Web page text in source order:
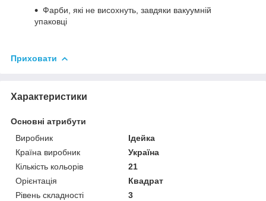
Фарби, які не висохнуть, завдяки вакуумній
упаковці
Приховати
Характеристики
Основні атрибути
Виробник
Ідейка
Країна виробник
Україна
Кількість кольорів
21
Орієнтація
Квадрат
Рівень складності
3